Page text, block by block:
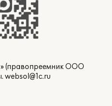
(правопреемник ООО
websol@1c.ru